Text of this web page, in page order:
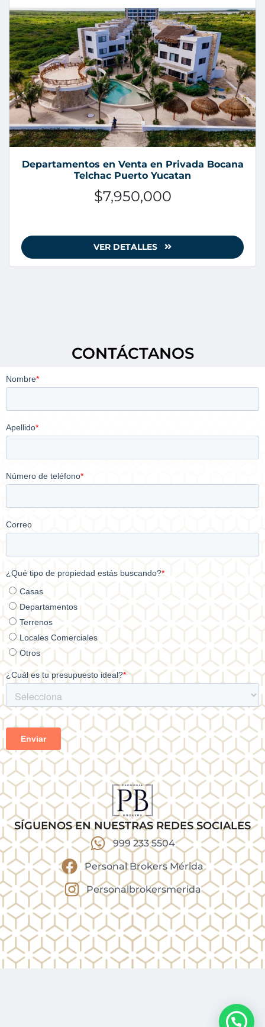
Departamentos en Venta en Privada Bocana
Telchac Puerto Yucatan
$7,950,000
VER DETALLES
CONTÁCTANOS
SÍGUENOS EN NUESTRAS REDES SOCIALES
999 233 5504
Personal Brokers Mérida
Personalbrokersmerida